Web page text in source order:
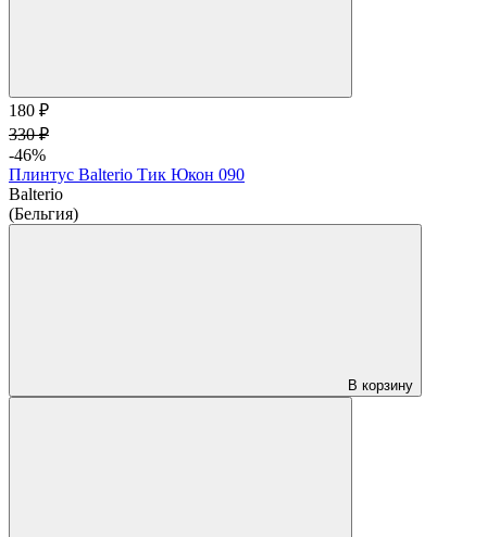
180 ₽
330 ₽
-46%
Плинтус Balterio Тик Юкон 090
Balterio
(Бельгия)
В корзину